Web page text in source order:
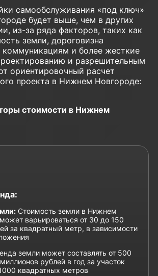
самообслуживания «под ключ»
будет выше, чем в других
из-за ряда факторов, таких как
земли, дороговизна
коммуникациям и более жесткие
и разрешительным
ориентировочный расчет
проекта в Нижнем Новгороде:
стоимости в Нижнем
Стоимость земли в Нижнем
варьироваться от 30 до 150
за квадратный метр, в зависимости
земли может составлять от 500
рублей в год за участок
квадратных метров